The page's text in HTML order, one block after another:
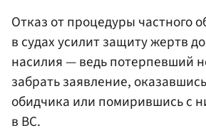
Отказ от процедуры частного
в судах усилит защиту жертв
насилия — ведь потерпевший
забрать заявление,
обидчика или помирившись с
в ВС.